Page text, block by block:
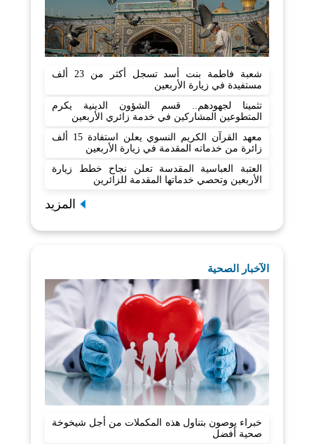
شعبة فاطمة بنت أسد تسجل أكثر من 23 ألف
مستفيدة في زيارة الأربعين
تثمينا لجهودهم.. قسم الشؤون الدينية يكرم
المتطوعين المشاركين في خدمة زائري الأربعين
معهد القرآن الكريم النسوي يعلن استفادة 15 ألف
زائرة من خدماته المقدمة في زيارة الأربعين
العتبة العباسية المقدسة تعلن نجاح خطط زيارة
الأربعين وتحصي خدماتها المقدمة للزائرين
المزيد
الآخبار الصحية
خبراء يوصون بتناول هذه المكملات من أجل شيخوخة
صحية أفضل